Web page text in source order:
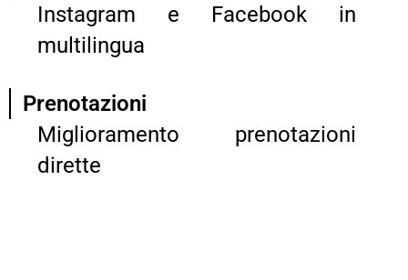
Instagram e Facebook in
multilingua
Prenotazioni
Miglioramento prenotazioni
dirette